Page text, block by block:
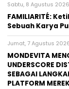
Sabtu, 8 Agustus 2026
FAMILIARITÉ:
Sebuah Karya
Jumat, 7 Agustus
MONDEVITA
UNDERSCORE
SEBAGAI
PLATFORM